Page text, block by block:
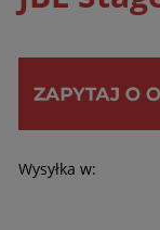
Wysyłka w: